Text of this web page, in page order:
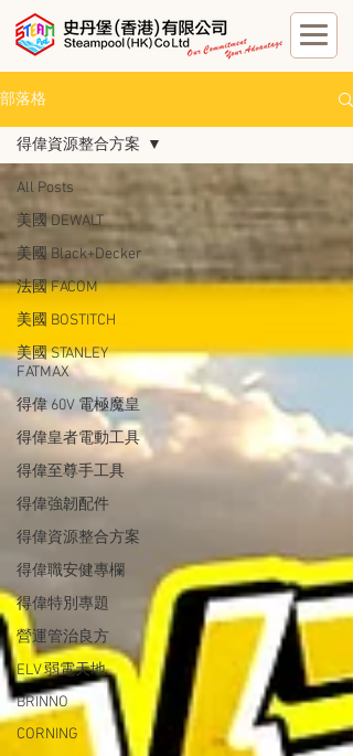
部落格
All Posts
美國 DEWALT
美國 Black+Decker
法國 FACOM
美國 BOSTITCH
美國 STANLEY
FATMAX
得偉 60V 電極魔皇
得偉皇者電動工具
得偉至尊手工具
得偉強韌配件
得偉資源整合方案
得偉職安健專欄
得偉特別專題
營運管治良方
ELV 弱電天地
BRINNO
CORNING
得偉資源整合方案